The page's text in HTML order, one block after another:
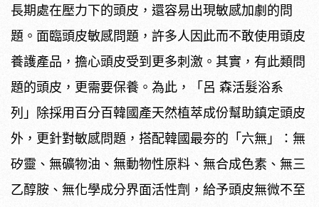
長期處在壓力下的頭皮，還容易出現敏感加劇的問
題。面臨頭皮敏感問題，許多人因此而不敢使用頭皮
養護產品，擔心頭皮受到更多刺激。其實，有此類問
題的頭皮，更需要保養。為此，「呂 森活髮浴系
列」除採用百分百韓國產天然植萃成份幫助鎮定頭皮
外，更針對敏感問題，搭配韓國最夯的「六無」：無
矽靈、無礦物油、無動物性原料、無合成色素、無三
乙醇胺、無化學成分界面活性劑，給予頭皮無微不至